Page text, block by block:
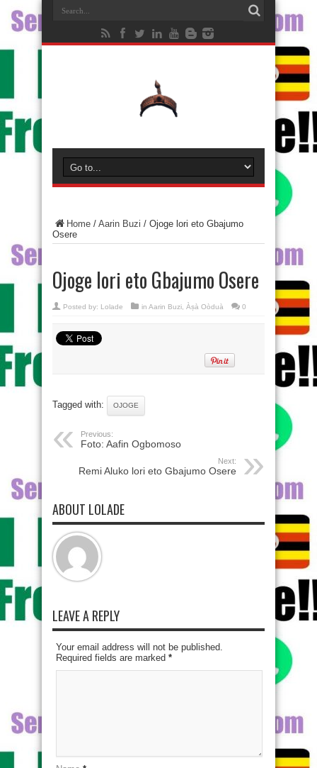
Home / Aarin Buzi / Ojoge lori eto Gbajumo
Osere
Ojoge lori eto Gbajumo Osere
Posted by: Lolade in Aarin Buzi Àṣà Oòduà 0
Tagged with: OJOGE
Previous:
Foto: Aafin Ogbomoso
Next:
Remi Aluko lori eto Gbajumo Osere
ABOUT LOLADE
LEAVE A REPLY
Your email address will not be published.
Required fields are marked *